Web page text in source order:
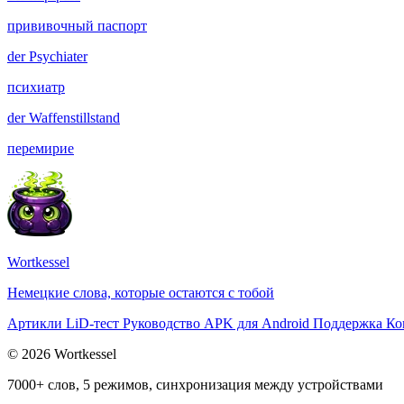
прививочный паспорт
derPsychiater
психиатр
derWaffenstillstand
перемирие
Wortkessel
Немецкие слова, которые остаются с тобой
Артикли LiD-тест Руководство APK для Android Поддержка
© 2026 Wortkessel
7000+ слов, 5 режимов, синхронизация между устройствами